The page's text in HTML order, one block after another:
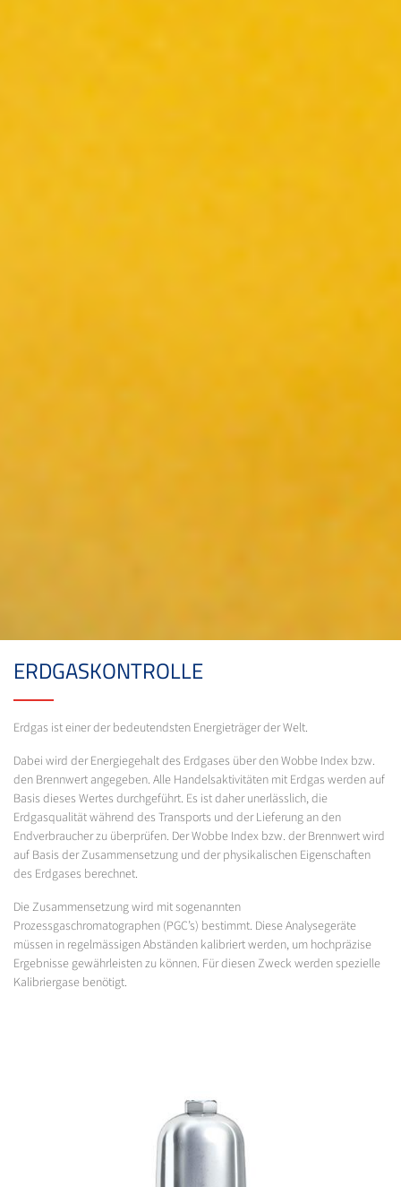
ERDGASKONTROLLE
Erdgas ist einer der bedeutendsten Energieträger der Welt.
Dabei wird der Energiegehalt des Erdgases über den Wobbe Index bzw.
den Brennwert angegeben. Alle Handelsaktivitäten mit Erdgas werden auf
Basis dieses Wertes durchgeführt. Es ist daher unerlässlich, die
Erdgasqualität während des Transports und der Lieferung an den
Endverbraucher zu überprüfen. Der Wobbe Index bzw. der Brennwert wird
auf Basis der Zusammensetzung und der physikalischen Eigenschaften
des Erdgases berechnet.
Die Zusammensetzung wird mit sogenannten
Prozessgaschromatographen (PGC’s) bestimmt. Diese Analysegeräte
müssen in regelmässigen Abständen kalibriert werden, um hochpräzise
Ergebnisse gewährleisten zu können. Für diesen Zweck werden spezielle
Kalibriergase benötigt.